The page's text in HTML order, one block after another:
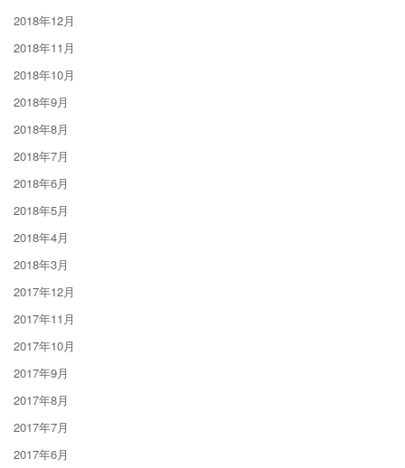
2018年12月
2018年11月
2018年10月
2018年9月
2018年8月
2018年7月
2018年6月
2018年5月
2018年4月
2018年3月
2017年12月
2017年11月
2017年10月
2017年9月
2017年8月
2017年7月
2017年6月